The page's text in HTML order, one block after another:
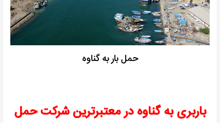
حمل بار به گناوه
باربری به گناوه در معتبرترین شرکت حمل